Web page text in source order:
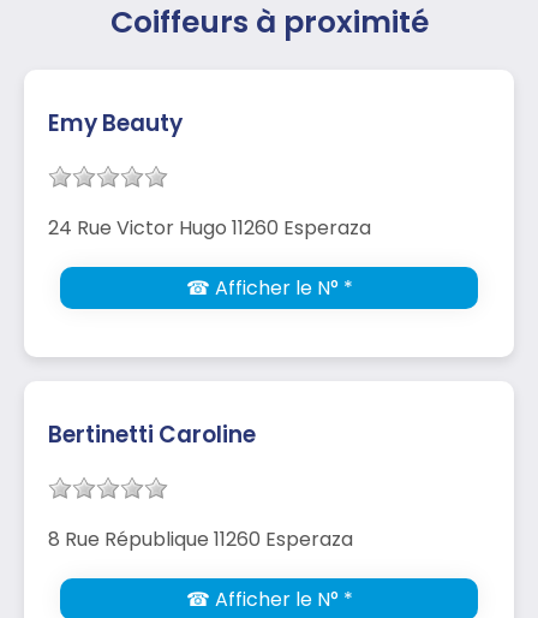
Coiffeurs à proximité
Emy Beauty
24 Rue Victor Hugo 11260 Esperaza
☎ Afficher le N° *
Bertinetti Caroline
8 Rue République 11260 Esperaza
☎ Afficher le N° *